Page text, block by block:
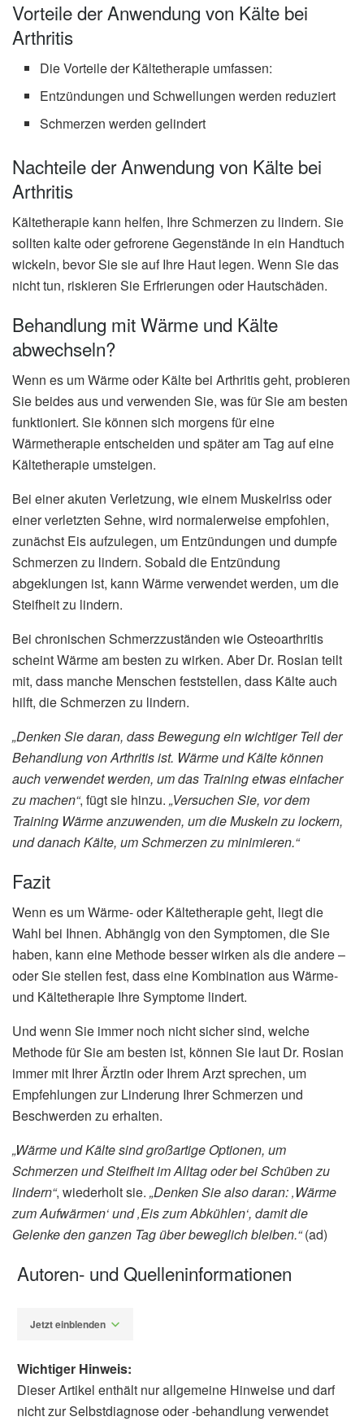
Vorteile der Anwendung von Kälte bei
Arthritis
Die Vorteile der Kältetherapie umfassen:
Entzündungen und Schwellungen werden reduziert
Schmerzen werden gelindert
Nachteile der Anwendung von Kälte bei
Arthritis
Kältetherapie kann helfen, Ihre Schmerzen zu lindern. Sie
sollten kalte oder gefrorene Gegenstände in ein Handtuch
wickeln, bevor Sie sie auf Ihre Haut legen. Wenn Sie das
nicht tun, riskieren Sie Erfrierungen oder Hautschäden.
Behandlung mit Wärme und Kälte
abwechseln?
Wenn es um Wärme oder Kälte bei Arthritis geht, probieren
Sie beides aus und verwenden Sie, was für Sie am besten
funktioniert. Sie können sich morgens für eine
Wärmetherapie entscheiden und später am Tag auf eine
Kältetherapie umsteigen.
Bei einer akuten Verletzung, wie einem Muskelriss oder
einer verletzten Sehne, wird normalerweise empfohlen,
zunächst Eis aufzulegen, um Entzündungen und dumpfe
Schmerzen zu lindern. Sobald die Entzündung
abgeklungen ist, kann Wärme verwendet werden, um die
Steifheit zu lindern.
Bei chronischen Schmerzzuständen wie Osteoarthritis
scheint Wärme am besten zu wirken. Aber Dr. Rosian teilt
mit, dass manche Menschen feststellen, dass Kälte auch
hilft, die Schmerzen zu lindern.
„Denken Sie daran, dass Bewegung ein wichtiger Teil der
Behandlung von Arthritis ist. Wärme und Kälte können
auch verwendet werden, um das Training etwas einfacher
zu machen“, fügt sie hinzu. „Versuchen Sie, vor dem
Training Wärme anzuwenden, um die Muskeln zu lockern,
und danach Kälte, um Schmerzen zu minimieren.“
Fazit
Wenn es um Wärme- oder Kältetherapie geht, liegt die
Wahl bei Ihnen. Abhängig von den Symptomen, die Sie
haben, kann eine Methode besser wirken als die andere –
oder Sie stellen fest, dass eine Kombination aus Wärme-
und Kältetherapie Ihre Symptome lindert.
Und wenn Sie immer noch nicht sicher sind, welche
Methode für Sie am besten ist, können Sie laut Dr. Rosian
immer mit Ihrer Ärztin oder Ihrem Arzt sprechen, um
Empfehlungen zur Linderung Ihrer Schmerzen und
Beschwerden zu erhalten.
„Wärme und Kälte sind großartige Optionen, um
Schmerzen und Steifheit im Alltag oder bei Schüben zu
lindern“, wiederholt sie. „Denken Sie also daran: ‚Wärme
zum Aufwärmen‘ und ‚Eis zum Abkühlen‘, damit die
Gelenke den ganzen Tag über beweglich bleiben.“(ad)
Autoren- und Quelleninformationen
Jetzt einblenden
Wichtiger Hinweis:
Dieser Artikel enthält nur allgemeine Hinweise und darf
nicht zur Selbstdiagnose oder -behandlung verwendet